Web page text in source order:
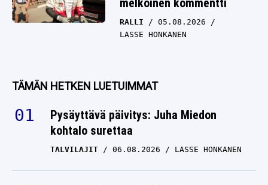
melkoinen kommentti
RALLI
05.08.2026
LASSE HONKANEN
TÄMÄN HETKEN LUETUIMMAT
Pysäyttävä päivitys: Juha Miedon
kohtalo surettaa
TALVILAJIT 06.08.2026 LASSE HONKANEN